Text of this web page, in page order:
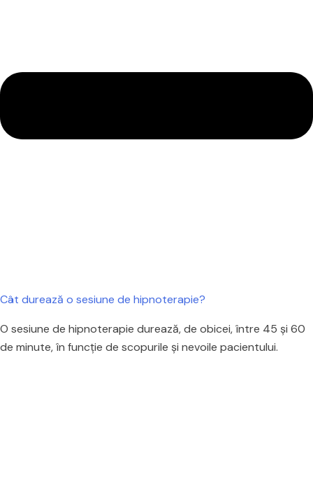
Cât durează o sesiune de hipnoterapie?
O sesiune de hipnoterapie durează, de obicei, între 45 și 60
de minute, în funcție de scopurile și nevoile pacientului.